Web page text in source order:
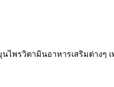
พรวิตามินอาหารเสริมต่างๆ เ